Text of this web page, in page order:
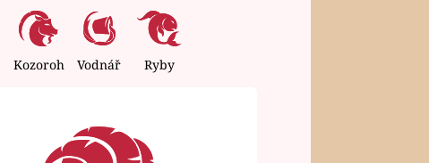
Kozoroh Vodnář Ryby